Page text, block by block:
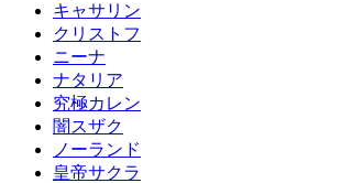
キャサリン
クリストフ
ニーナ
ナタリア
究極カレン
闇スザク
ノーランド
皇帝サクラ